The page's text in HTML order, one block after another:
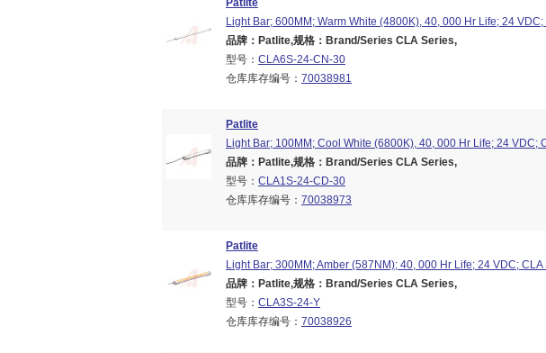
Patlite
Light Bar; 600MM; Warm White (4800K), 40, 000 Hr Life; 24
品牌：Patlite,规格：Brand/Series CLA Series,
型号： CLA6S-24-CN-30
仓库库存编号： 70038981
Patlite
Light Bar; 100MM; Cool White (6800K), 40, 000 Hr Life; 24 VDC;
品牌：Patlite,规格：Brand/Series CLA Series,
型号： CLA1S-24-CD-30
仓库库存编号： 70038973
Patlite
Light Bar; 300MM; Amber (587NM); 40, 000 Hr Life; 24 VDC; CLA
品牌：Patlite,规格：Brand/Series CLA Series,
型号： CLA3S-24-Y
仓库库存编号： 70038926